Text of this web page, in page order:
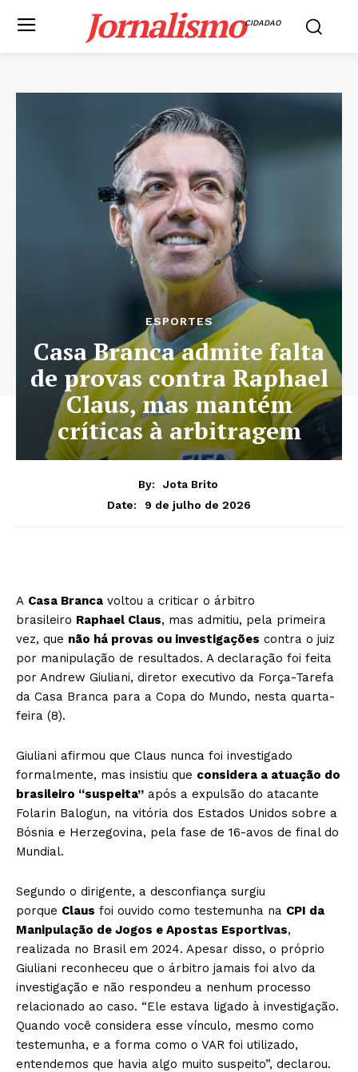
JornalismoCIDADAO
ESPORTES
Casa Branca admite falta
de provas contra Raphael
Claus, mas mantém
críticas à arbitragem
By:
Jota Brito
Date:
9 de julho de 2026
A Casa Branca voltou a criticar o árbitro
brasileiro Raphael Claus, mas admitiu, pela primeira
vez, que não há provas ou investigações contra o juiz
por manipulação de resultados. A declaração foi feita
por Andrew Giuliani, diretor executivo da Força-Tarefa
da Casa Branca para a Copa do Mundo, nesta quarta-
feira (8).
Giuliani afirmou que Claus nunca foi investigado
formalmente, mas insistiu que considera a atuação do
brasileiro “suspeita” após a expulsão do atacante
Folarin Balogun, na vitória dos Estados Unidos sobre a
Bósnia e Herzegovina, pela fase de 16-avos de final do
Mundial.
Segundo o dirigente, a desconfiança surgiu
porque Claus foi ouvido como testemunha na CPI da
Manipulação de Jogos e Apostas Esportivas,
realizada no Brasil em 2024. Apesar disso, o próprio
Giuliani reconheceu que o árbitro jamais foi alvo da
investigação e não respondeu a nenhum processo
relacionado ao caso. “Ele estava ligado à investigação.
Quando você considera esse vínculo, mesmo como
testemunha, e a forma como o VAR foi utilizado,
entendemos que havia algo muito suspeito”, declarou.